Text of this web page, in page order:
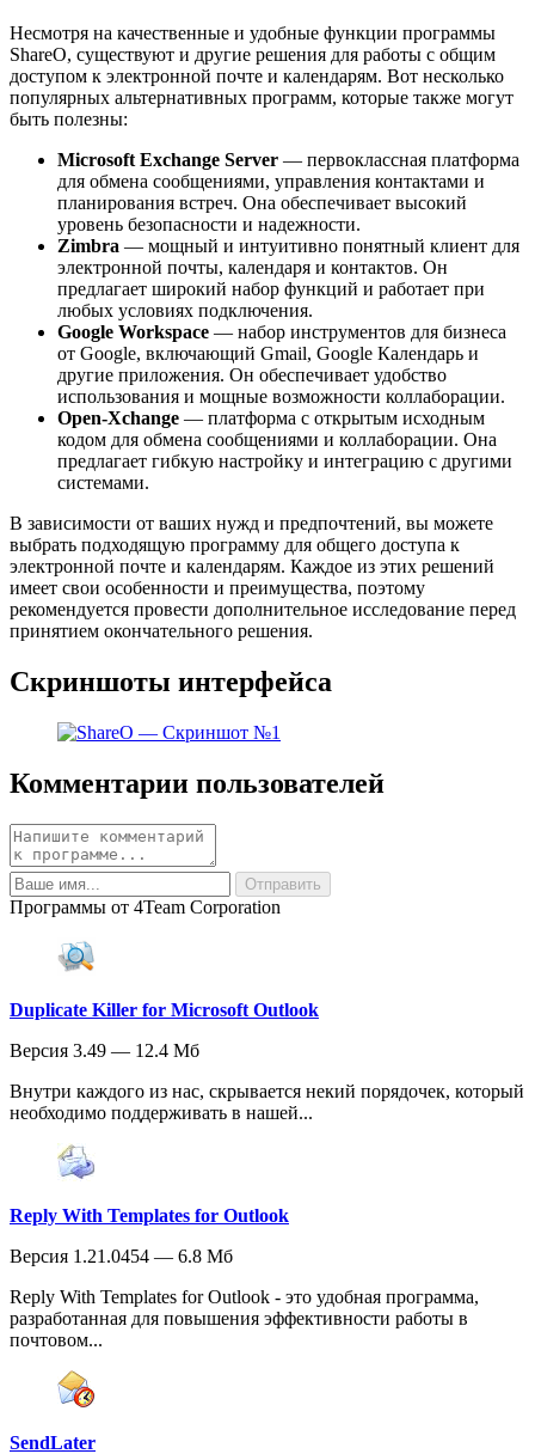
Несмотря на качественные и удобные функции программы
ShareO, существуют и другие решения для работы с общим
доступом к электронной почте и календарям. Вот несколько
популярных альтернативных программ, которые также могут
быть полезны:
Microsoft Exchange Server — первоклассная платформа
для обмена сообщениями, управления контактами и
планирования встреч. Она обеспечивает высокий
уровень безопасности и надежности.
Zimbra — мощный и интуитивно понятный клиент для
электронной почты, календаря и контактов. Он
предлагает широкий набор функций и работает при
любых условиях подключения.
Google Workspace — набор инструментов для бизнеса
от Google, включающий Gmail, Google Календарь и
другие приложения. Он обеспечивает удобство
использования и мощные возможности коллаборации.
Open-Xchange — платформа с открытым исходным
кодом для обмена сообщениями и коллаборации. Она
предлагает гибкую настройку и интеграцию с другими
системами.
В зависимости от ваших нужд и предпочтений, вы можете
выбрать подходящую программу для общего доступа к
электронной почте и календарям. Каждое из этих решений
имеет свои особенности и преимущества, поэтому
рекомендуется провести дополнительное исследование перед
принятием окончательного решения.
Скриншоты интерфейса
Комментарии пользователей
Программы от 4Team Corporation
Duplicate Killer for Microsoft Outlook
Версия 3.49 — 12.4 Мб
Внутри каждого из нас, скрывается некий порядочек, который
необходимо поддерживать в нашей...
Reply With Templates for Outlook
Версия 1.21.0454 — 6.8 Мб
Reply With Templates for Outlook - это удобная программа,
разработанная для повышения эффективности работы в
почтовом...
SendLater